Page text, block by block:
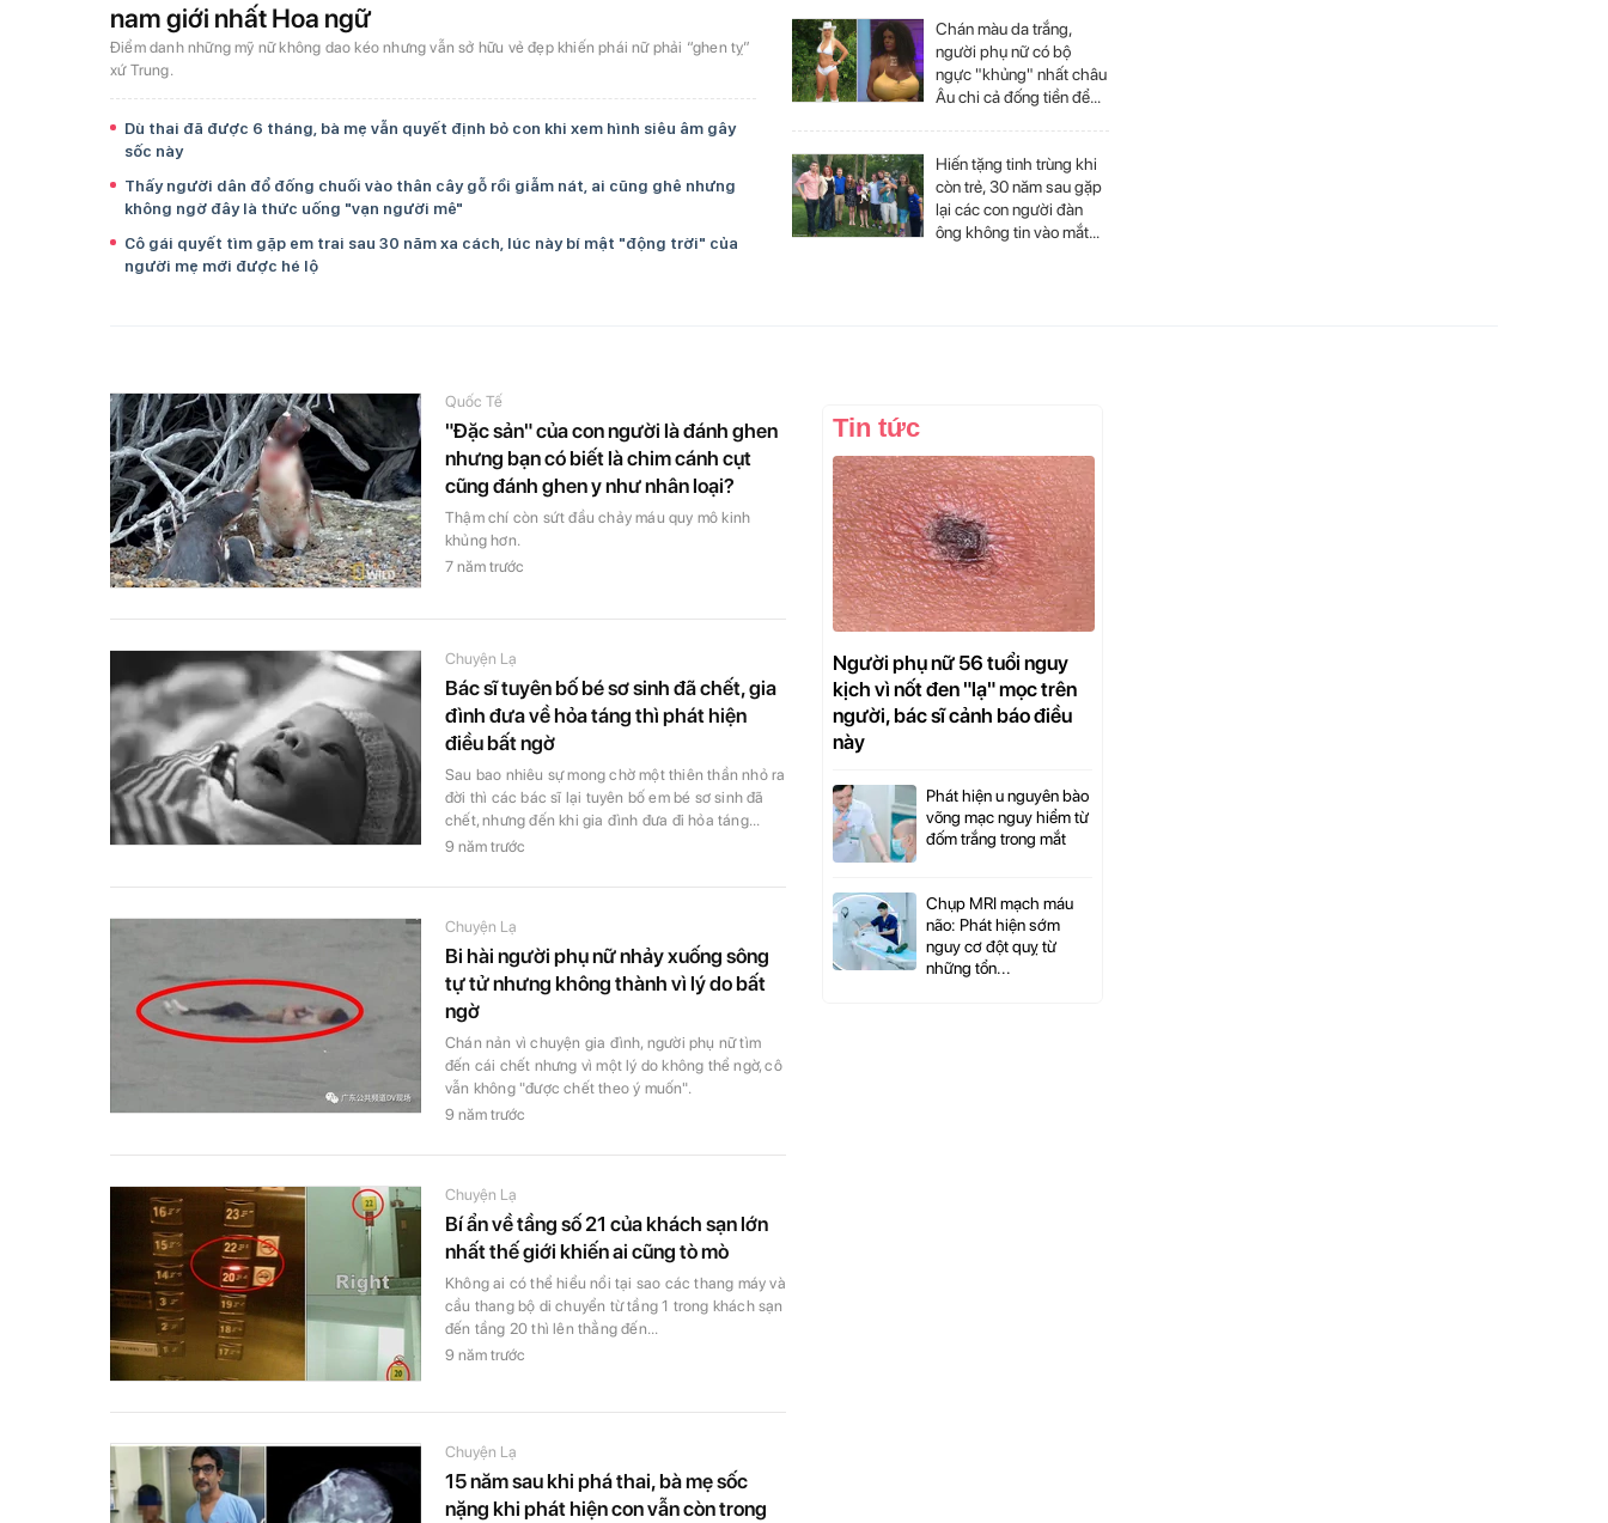
nam giới nhất Hoa ngữ
Điểm danh những mỹ nữ không dao kéo nhưng vẫn sở hữu vẻ đẹp khiến phái nữ phải “ghen tỵ”
xứ Trung.
Dù thai đã được 6 tháng, bà mẹ vẫn quyết định bỏ con khi xem hình siêu âm gây
sốc này
Thấy người dân đổ đống chuối vào thân cây gỗ rồi giẫm nát, ai cũng ghê nhưng
không ngờ đây là thức uống "vạn người mê"
Cô gái quyết tìm gặp em trai sau 30 năm xa cách, lúc này bí mật "động trời" của
người mẹ mới được hé lộ
Chán màu da trắng,
người phụ nữ có bộ
ngực "khủng" nhất châu
Âu chi cả đống tiền để
Hiến tặng tinh trùng khi
còn trẻ, 30 năm sau gặp
lại các con người đàn
ông không tin vào mắt
Quốc Tế
"Đặc sản" của con người là đánh ghen
nhưng bạn có biết là chim cánh cụt
cũng đánh ghen y như nhân loại?
Thậm chí còn sứt đầu chảy máu quy mô kinh
khủng hơn.
7 năm trước
Chuyện Lạ
Bác sĩ tuyên bố bé sơ sinh đã chết, gia
đình đưa về hỏa táng thì phát hiện
điều bất ngờ
Sau bao nhiêu sự mong chờ một thiên thần nhỏ ra
đời thì các bác sĩ lại tuyên bố em bé sơ sinh đã
chết, nhưng đến khi gia đình đưa đi hỏa táng...
9 năm trước
Chuyện Lạ
Bi hài người phụ nữ nhảy xuống sông
tự tử nhưng không thành vì lý do bất
ngờ
Chán nản vì chuyện gia đình, người phụ nữ tìm
đến cái chết nhưng vì một lý do không thể ngờ, cô
vẫn không "được chết theo ý muốn".
9 năm trước
Chuyện Lạ
Bí ẩn về tầng số 21 của khách sạn lớn
nhất thế giới khiến ai cũng tò mò
Không ai có thể hiểu nổi tại sao các thang máy và
cầu thang bộ di chuyển từ tầng 1 trong khách sạn
đến tầng 20 thì lên thẳng đến...
9 năm trước
Chuyện Lạ
15 năm sau khi phá thai, bà mẹ sốc
nặng khi phát hiện con vẫn còn trong
Tin tức
Người phụ nữ 56 tuổi nguy
kịch vì nốt đen "lạ" mọc trên
người, bác sĩ cảnh báo điều
này
Phát hiện u nguyên bào
võng mạc nguy hiểm từ
đốm trắng trong mắt
Chụp MRI mạch máu
não: Phát hiện sớm
nguy cơ đột quỵ từ
những tổn...